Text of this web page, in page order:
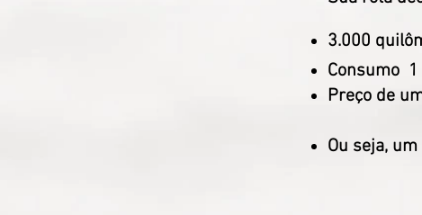
3.000
Consumo
Preço de
Ou seja,